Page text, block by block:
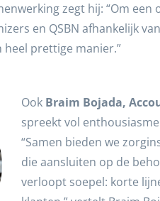
zegt hij: “Om een
en QSBN afhankelijk
prettige manier.”
Ook Braim Bojada,
spreekt vol
“Samen bieden we
die aansluiten op de
verloopt soepel: korte